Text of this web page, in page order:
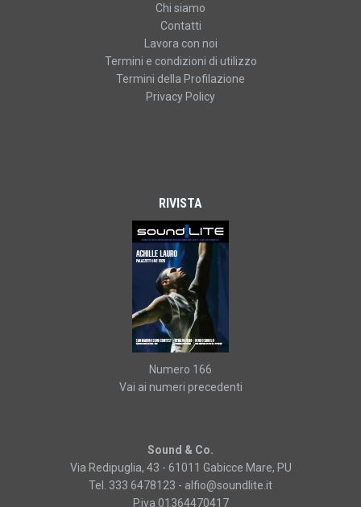
Chi siamo
Contatti
Lavora con noi
Termini e condizioni di utilizzo
Termini della Profilazione
Privacy Policy
RIVISTA
Numero 166
Vai ai numeri precedenti
Sound & Co.
Via Redipuglia, 43 - 61011 Gabicce Mare, PU
Tel. 333 6478123 - alfio@soundlite.it
P.iva 01364470417